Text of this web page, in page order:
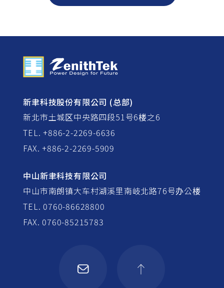
新聿科技股份有限公司 (总部)
新北市土城区中央路四段51号6楼之6
TEL. +886-2-2269-6636
FAX. +886-2-2269-5909
中山新聿科技有限公司
中山市南朗镇大车村湖溪里南岐北路76号办公楼
TEL. 0760-86628800
FAX. 0760-85215783